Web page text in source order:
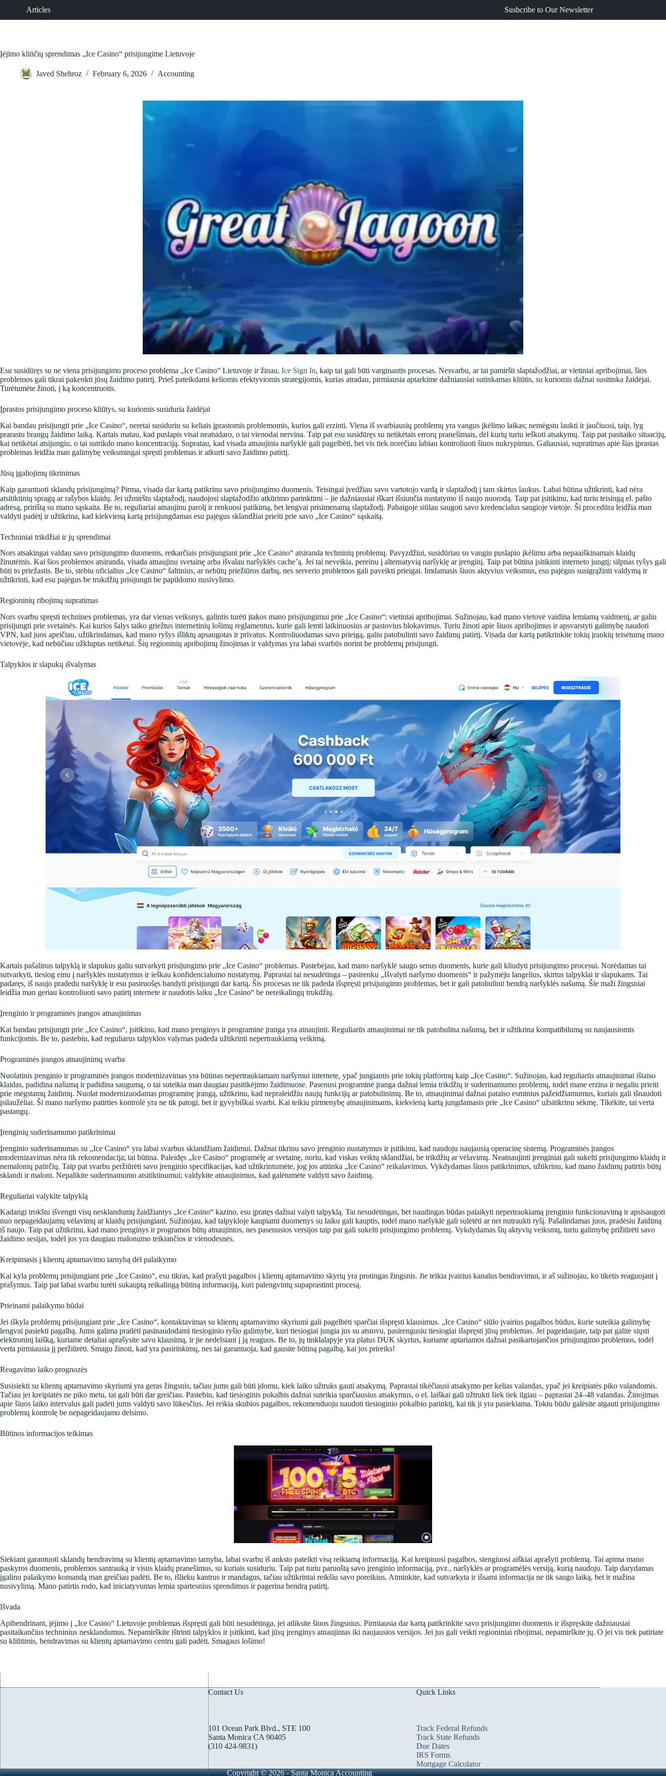
content
Articles Susbcribe to Our Newsletter
Įėjimo kliūčių sprendimas „Ice Casino“ prisijungime Lietuvoje
Javed Shehroz February 6, 2026 Accounting
Esu susidūręs su ne viena prisijungimo proceso problema „Ice Casino“ Lietuvoje ir žinau, Ice Sign In, kaip tai gali būti varginantis procesas. Nesvarbu, ar tai pamiršti slaptažodžiai, ar vietiniai apribojimai, šios
problemos gali tikrai pakenkti jūsų žaidimo patirtį. Prieš pateikdami keliomis efektyviomis strategijomis, kurias atradau, pirmiausia aptarkime dažniausiai sutinkamas kliūtis, su kuriomis dažnai susitinka žaidėjai.
Turėtumėte žinoti, į ką koncentruotis.
Įprastos prisijungimo proceso kliūtys, su kuriomis susiduria žaidėjai
Kai bandau prisijungti prie „Ice Casino“, neretai susiduriu su keliais įprastomis problemomis, kurios gali erzinti. Viena iš svarbiausių problemų yra vangus įkėlimo laikas; nemėgstu laukti ir jaučiuosi, taip, lyg
prarastu brangų žaidimo laiką. Kartais matau, kad puslapis visai neatsidaro, o tai vienodai nervina. Taip pat esu susidūręs su netikėtais errorų pranešimais, dėl kurių turiu ieškoti atsakymų. Taip pat pasitaiko situacijų,
kai netikėtai atsijungiu, o tai sutrikdo mano koncentraciją. Supratau, kad visada atnaujinta naršyklė gali pagelbėti, bet vis tiek norėčiau labiau kontroliuoti šiuos nukrypimus. Galiausiai, supratimas apie šias įprastas
problemas leidžia man galimybę veiksmingai spręsti problemas ir atkurti savo žaidimo patirtį.
Jūsų įgaliojimų tikrinimas
Kaip garantuoti sklandų prisijungimą? Pirma, visada dar kartą patikrinu savo prisijungimo duomenis. Teisingai įvedžiau savo vartotojo vardą ir slaptažodį į tam skirtus laukus. Labai būtina užtikrinti, kad nėra
atsitiktinių spragų ar rašybos klaidų. Jei užmirštu slaptažodį, naudojosi slaptažodžio atkūrimo parinktimi – jie dažniausiai iškart išsiunčia nustatymo iš naujo nuorodą. Taip pat įsitikinu, kad turiu teisingą el. pašto
adresą, pririštą su mano sąskaita. Be to, reguliariai atnaujinu parolį ir renkuosi patikimą, bet lengvai prisimenamą slaptažodį. Pabaigoje siūlau saugoti savo kredencialus saugioje vietoje. Ši procedūra leidžia man
valdyti padėtį ir užtikrina, kad kiekvieną kartą prisijungdamas esu pajėgus sklandžiai prieiti prie savo „Ice Casino“ sąskaitą.
Techniniai trikdžiai ir jų sprendimai
Nors atsakingai valdau savo prisijungimo duomenis, retkarčiais prisijungiant prie „Ice Casino“ atsiranda techninių problemų. Pavyzdžiui, susidūriau su vangiu puslapio įkėlimu arba nepaaiškinamais klaidų
žinutėmis. Kai šios problemos atsiranda, visada atnaujinu svetainę arba išvalau naršyklės cache’ą. Jei tai neveikia, pereinu į alternatyvią naršyklę ar įrenginį. Taip pat būtina įsitikinti interneto jungtį; silpnas ryšys gali
būti to priežastis. Be to, stebiu oficialius „Ice Casino“ šaltinius, ar nebūtų priežiūros darbų, nes serverio problemos gali paveikti prieigai. Imdamasis šiuos aktyvius veiksmus, esu pajėgus susigrąžinti valdymą ir
užtikrinti, kad esu pajėgus be trukdžių prisijungti be papildomo nusivylimo.
Regioninių ribojimų supratimas
Nors svarbu spręsti technines problemas, yra dar vienas veiksnys, galintis turėti įtakos mano prisijungimui prie „Ice Casino“: vietiniai apribojimai. Sužinojau, kad mano vietovė vaidina lemiamą vaidmenį, ar galiu
prisijungti prie svetainės. Kai kurios šalys taiko griežtus internetinių lošimų reglamentus, kurie gali lemti laikinuosius ar pastovius blokavimus. Turiu žinoti apie šiuos apribojimus ir apsvarstyti galimybę naudoti
VPN, kad juos apeičiau, užtikrindamas, kad mano ryšys išliktų apsaugotas ir privatus. Kontroliuodamas savo prieigą, galiu patobulinti savo žaidimų patirtį. Visada dar kartą patikrinkite tokių įrankių teisėtumą mano
vietovėje, kad nebūčiau užkluptas netikėtai. Šių regioninių apribojimų žinojimas ir valdymas yra labai svarbūs norint be problemų prisijungti.
Talpyklos ir slapukų išvalymas
Kartais pašalinus talpyklą ir slapukus galiu sutvarkyti prisijungimo prie „Ice Casino“ problemas. Pastebėjau, kad mano naršyklė saugo senus duomenis, kurie gali kliudyti prisijungimo procesui. Norėdamas tai
sutvarkyti, tiesiog einu į naršyklės nustatymus ir ieškau konfidencialumo nustatymų. Paprastai tai nesudėtinga – pasirenku „Išvalyti naršymo duomenis“ ir pažymėju langelius, skirtus talpyklai ir slapukams. Tai
padaręs, iš naujo pradedu naršyklę ir esu pasiruošęs bandyti prisijungti dar kartą. Šis procesas ne tik padeda išspręsti prisijungimo problemas, bet ir gali patobulinti bendrą naršyklės našumą. Šie maži žingsniai
leidžia man geriau kontroliuoti savo patirtį internete ir naudotis laiku „Ice Casino“ be nereikalingų trukdžių.
Įrenginio ir programinės įrangos atnaujinimas
Kai bandau prisijungti prie „Ice Casino“, įsitikinu, kad mano įrenginys ir programinė įranga yra atnaujinti. Reguliarūs atnaujinimai ne tik patobulina našumą, bet ir užtikrina kompatibilumą su naujausiomis
funkcijomis. Be to, pastebiu, kad reguliarus talpyklos valymas padeda užtikrinti nepertraukiamą veikimą.
Programinės įrangos atnaujinimų svarba
Nuolatinis įrenginio ir programinės įrangos modernizavimas yra būtinas nepertraukiamam naršymui internete, ypač jungiantis prie tokių platformų kaip „Ice Casino“. Sužinojau, kad reguliarūs atnaujinimai ištaiso
klaidas, padidina našumą ir padidina saugumą, o tai suteikia man daugiau pasitikėjimo žaidimuose. Pasenusi programinė įranga dažnai lemia trikdžių ir suderinamumo problemų, todėl mane erzina ir negaliu prieiti
prie mėgstamų žaidimų. Nuolat modernizuodamas programinę įrangą, užtikrinu, kad nepraleidžiu naujų funkcijų ar patobulinimų. Be to, atnaujinimai dažnai pataiso esminius pažeidžiamumus, kuriais gali išnaudoti
įsilaužėliai. Ši mano naršymo patirties kontrolė yra ne tik patogi, bet ir gyvybiškai svarbi. Kai teikiu pirmenybę atnaujinimams, kiekvieną kartą jungdamasis prie „Ice Casino“ užsitikrinu sėkmę. Tikėkite, tai verta
pastangų.
Įrenginių suderinamumo patikrinimai
Įrenginio suderinamumas su „Ice Casino“ yra labai svarbus sklandžiam žaidimui. Dažnai tikrinu savo įrenginio nustatymus ir įsitikinu, kad naudoju naujausią operacinę sistemą. Programinės įrangos
modernizavimas nėra tik rekomendacija; tai būtina. Paleidęs „Ice Casino“ programėlę ar svetainę, noriu, kad viskas veiktų sklandžiai, be trikdžių ar vėlavimų. Neatnaujinti įrenginiai gali sukelti prisijungimo klaidų ir
nemalonių patirčių. Taip pat svarbu peržiūrėti savo įrenginio specifikacijas, kad užtikrintumėte, jog jos atitinka „Ice Casino“ reikalavimus. Vykdydamas šiuos patikrinimus, užtikrinu, kad mano žaidimų patirtis būtų
sklandi ir maloni. Nepalikite suderinamumo atsitiktinumui; valdykite atnaujinimus, kad galėtumėte valdyti savo žaidimą.
Reguliariai valykite talpyklą
Kadangi trokštu išvengti visų nesklandumų žaidžiantys „Ice Casino“ kazino, esu įpratęs dažnai valyti talpyklą. Tai nesudėtingas, bet naudingas būdas palaikyti nepertraukiamą įrenginio funkcionavimą ir apsisaugoti
nuo nepageidaujamų vėlavimų ar klaidų prisijungiant. Sužinojau, kad talpykloje kaupiami duomenys su laiku gali kauptis, todėl mano naršyklė gali sulėtėti ar net nutraukti ryšį. Pašalindamas juos, pradėsiu žaidimą
iš naujo. Taip pat užtikrinu, kad mano įrenginys ir programos būtų atnaujintos, nes pasenusios versijos taip pat gali sukelti prisijungimo problemų. Vykdydamas šių aktyvių veiksmų, turiu galimybę prižiūrėti savo
žaidimo sesijas, todėl jos yra daugiau malonumo teikiančios ir vienodesnės.
Kreipimasis į klientų aptarnavimo tarnybą dėl palaikymo
Kai kyla problemų prisijungiant prie „Ice Casino“, esu tikras, kad prašyti pagalbos į klientų aptarnavimo skyrių yra protingas žingsnis. Jie teikia įvairius kanalus bendravimui, ir aš sužinojau, ko tikėtis reaguojant į
prašymus. Taip pat labai svarbu turėti sukauptą reikalingą būtiną informaciją, kuri palengvintų supaprastinti procesą.
Prieinami palaikymo būdai
Jei iškyla problemų prisijungiant prie „Ice Casino“, kontaktavimas su klientų aptarnavimo skyriumi gali pagelbėti sparčiai išspręsti klausimus. „Ice Casino“ siūlo įvairius pagalbos būdus, kurie suteikia galimybę
lengvai pasiekti pagalbą. Jums galima pradėti pasinaudodami tiesioginio ryšio galimybe, kuri tiesiogiai jungia jus su atstovu, pasirengusiu tiesiogiai išspręsti jūsų problemas. Jei pageidaujate, taip pat galite siųsti
elektroninį laišką, kuriame detaliai aprašysite savo klausimą, ir jie nedelsiant į ją reaguos. Be to, jų tinklalapyje yra platus DUK skyrius, kuriame aptariamos dažnai pasikartojančios prisijungimo problemos, todėl
verta pirmiausia jį peržiūrėti. Smagu žinoti, kad yra pasirinkimų, nes tai garantuoja, kad gausite būtiną pagalbą, kai jos prireiks!
Reagavimo laiko prognozės
Susisiekti su klientų aptarnavimo skyriumi yra geras žingsnis, tačiau jums gali būti įdomu, kiek laiko užtruks gauti atsakymą. Paprastai tikėčiausi atsakymo per kelias valandas, ypač jei kreipiatės piko valandomis.
Tačiau jei kreipiatės ne piko metu, tai gali būti dar greičiau. Pastebiu, kad tiesioginis pokalbis dažnai suteikia sparčiausius atsakymus, o el. laiškai gali užtrukti šiek tiek ilgiau – paprastai 24–48 valandas. Žinojimas
apie šiuos laiko intervalus gali padėti jums valdyti savo lūkesčius. Jei reikia skubios pagalbos, rekomenduoju naudoti tiesioginio pokalbio parinktį, kai tik ji yra pasiekiama. Tokiu būdu galėsite atgauti prisijungimo
problemų kontrolę be nepageidaujamo delsimo.
Būtinos informacijos teikimas
Siekiant garantuoti sklandų bendravimą su klientų aptarnavimo tarnyba, labai svarbu iš anksto pateikti visą reikiamą informaciją. Kai kreipiuosi pagalbos, stengiuosi aiškiai aprašyti problemą. Tai apima mano
paskyros duomenis, problemos santrauką ir visus klaidų pranešimus, su kuriais susiduriu. Taip pat turiu paruoštą savo įrenginio informaciją, pvz., naršyklės ar programėlės versiją, kurią naudoju. Taip darydamas
įgalinu palaikymo komandą man greičiau padėti. Be to, išlieku kantrus ir mandagus, tačiau užtikrintai reikšiu savo poreikius. Atminkite, kad sutvarkyta ir išsami informacija ne tik saugo laiką, bet ir mažina
nusivylimą. Mano patirtis rodo, kad iniciatyvumas lemia spartesnius sprendimus ir pagerina bendrą patirtį.
Išvada
Apibendrinant, įėjimo į „Ice Casino“ Lietuvoje problemas išspręsti gali būti nesudėtinga, jei atliksite šiuos žingsnius. Pirmiausia dar kartą patikrinkite savo prisijungimo duomenis ir išspręskite dažniausiai
pasitaikančius techninius nesklandumus. Nepamirškite ištrinti talpyklos ir įsitikinti, kad jūsų įrenginys atnaujintas iki naujausios versijos. Jei jus gali veikti regioniniai ribojimai, nepamirškite jų. O jei vis tiek patiriate
su kliūtimis, bendravimas su klientų aptarnavimo centru gali padėti. Smagaus lošimo!
Contact Us
101 Ocean Park Blvd., STE 100
Santa Monica CA 90405
(310 424-9831)
Quick Links
Track Federal Refunds
Track State Refunds
Due Dates
IRS Forms
Mortgage Calculator
Copyright © 2026 - Santa Monica Accounting